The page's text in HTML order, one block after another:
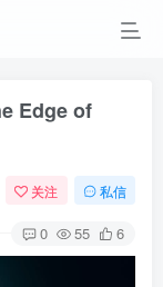
Edge of
关注 私信
0 55 6